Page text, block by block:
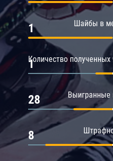
Шайбы в
1
Количество
1
Выигранные
28
8